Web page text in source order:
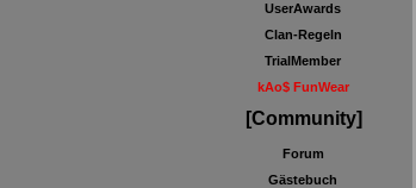
UserAwards
Clan-Regeln
TrialMember
kAo$ FunWear
[Community]
Forum
Gästebuch